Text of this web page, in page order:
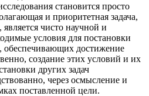
становится просто
и приоритетная задача,
является чисто научной и
условия для постановки
обеспечивающих достижение
создание этих условий и их
других задач
через осмысление и
поставленной цели.